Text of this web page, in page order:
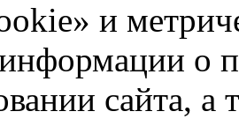
и
о
сайта,